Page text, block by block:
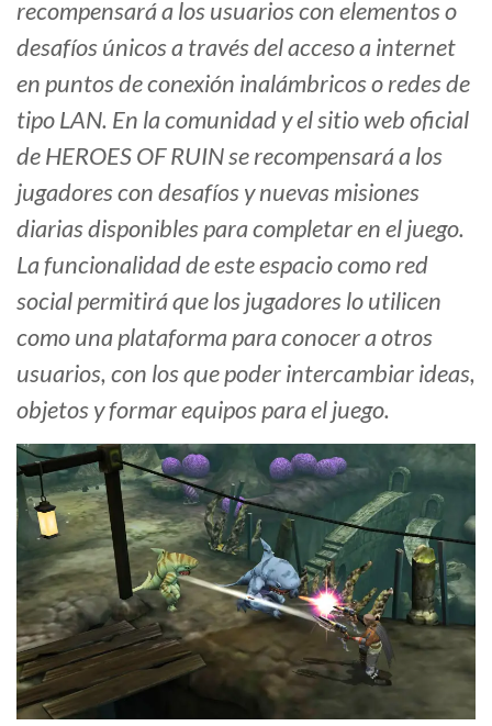
recompensará a los usuarios con elementos o
desafíos únicos a través del acceso a internet
en puntos de conexión inalámbricos o redes de
tipo LAN. En la comunidad y el sitio web oficial
de HEROES OF RUIN se recompensará a los
jugadores con desafíos y nuevas misiones
diarias disponibles para completar en el juego.
La funcionalidad de este espacio como red
social permitirá que los jugadores lo utilicen
como una plataforma para conocer a otros
usuarios, con los que poder intercambiar ideas,
objetos y formar equipos para el juego.